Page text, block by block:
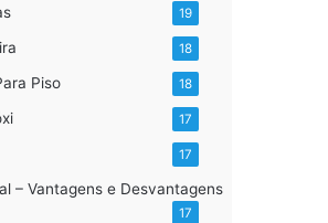
19
18
Piso 18
17
17
– Vantagens e Desvantagens
17